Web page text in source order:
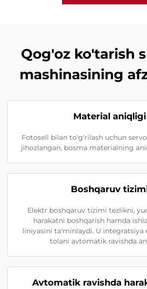
Qog'oz ko'tarish
mashinasining
Material aniqligi
Fotosell bilan to'g'rilash uchun
jihozlangan, bosma materialning
Boshqaruv
Elektr boshqaruv tizimi tezlikni,
harakatni boshqarish hamda
liniyasini ta'minlaydi. U integratsiya
tolani avtomatik ravishda
Avtomatik ravishda